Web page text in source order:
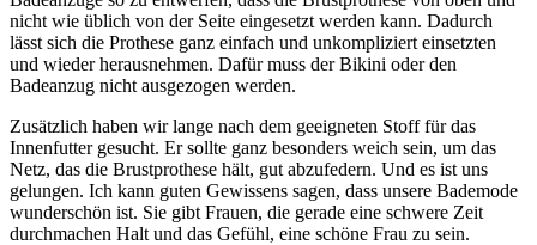
nicht wie üblich von der Seite eingesetzt werden kann. Dadurch
lässt sich die Prothese ganz einfach und unkompliziert einsetzten
und wieder herausnehmen. Dafür muss der Bikini oder den
Badeanzug nicht ausgezogen werden.
Zusätzlich haben wir lange nach dem geeigneten Stoff für das
Innenfutter gesucht. Er sollte ganz besonders weich sein, um das
Netz, das die Brustprothese hält, gut abzufedern. Und es ist uns
gelungen. Ich kann guten Gewissens sagen, dass unsere Bademode
wunderschön ist. Sie gibt Frauen, die gerade eine schwere Zeit
durchmachen Halt und das Gefühl, eine schöne Frau zu sein.